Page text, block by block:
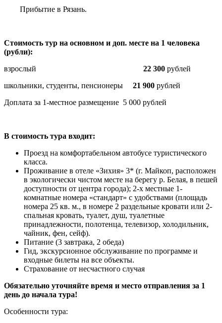
Прибытие в Рязань.
Стоимость тур на основном и доп. месте на 1 человека
(рубли):
взрослый 22 300 рублей
школьники, студенты, пенсионеры 21 900 рублей
Доплата за 1-местное размещение 5 000 рублей
В стоимость тура входит:
Проезд на комфортабельном автобусе туристического
класса.
Проживание в отеле «Зихия» 3* (г. Майкоп, расположен
в экологически чистом месте на берегу р. Белая, в пешей
доступности от центра города); 2-х местные 1-
комнатные номера «стандарт» c удобствами (площадь
номера 25 кв. м., в номере 2 раздельные кровати или 2-
спальная кровать, туалет, душ, туалетные
принадлежности, полотенца, телевизор, холодильник,
чайник, фен, сейф).
Питание (3 завтрака, 2 обеда)
Гид, экскурсионное обслуживание по программе и
входные билеты на все объекты.
Страхование от несчастного случая
Обязательно уточняйте время и место отправления за 1
день до начала тура!
Особенности тура: